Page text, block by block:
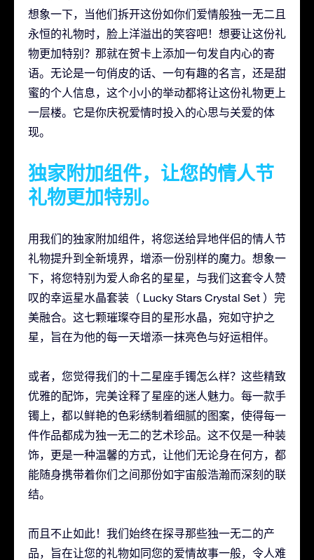
想象一下，当他们拆开这份如你们爱情般独一无二且
永恒的礼物时，脸上洋溢出的笑容吧！想要让这份礼
物更加特别？那就在贺卡上添加一句发自内心的寄
语。无论是一句俏皮的话、一句有趣的名言，还是甜
蜜的个人信息，这个小小的举动都将让这份礼物更上
一层楼。它是你庆祝爱情时投入的心思与关爱的体
现。
独家附加组件，让您的情人节
礼物更加特别。
用我们的独家附加组件，将您送给异地伴侣的情人节
礼物提升到全新境界，增添一份别样的魔力。想象一
下，将您特别为爱人命名的星星，与我们这套令人赞
叹的幸运星水晶套装（ Lucky Stars Crystal Set ）完
美融合。这七颗璀璨夺目的星形水晶，宛如守护之
星，旨在为他的每一天增添一抹亮色与好运相伴。
或者，您觉得我们的十二星座手镯怎么样？这些精致
优雅的配饰，完美诠释了星座的迷人魅力。每一款手
镯上，都以鲜艳的色彩绣制着细腻的图案，使得每一
件作品都成为独一无二的艺术珍品。这不仅是一种装
饰，更是一种温馨的方式，让他们无论身在何方，都
能随身携带着你们之间那份如宇宙般浩瀚而深刻的联
结。
而且不止如此！我们始终在探寻那些独一无二的产
品，旨在让您的礼物如同您的爱情故事一般，令人难